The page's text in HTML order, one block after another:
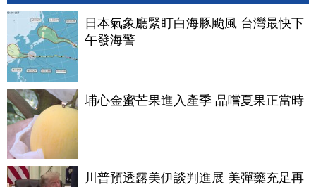
日本氣象廳緊盯白海豚颱風 台灣最快下
午發海警
埔心金蜜芒果進入產季 品嚐夏果正當時
川普預透露美伊談判進展 美彈藥充足再